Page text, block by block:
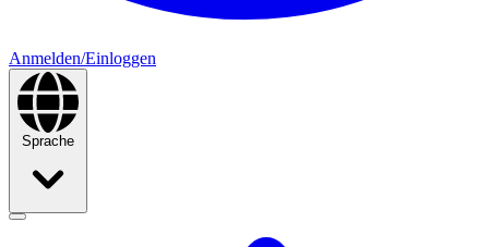
Anmelden/Einloggen
Sprache